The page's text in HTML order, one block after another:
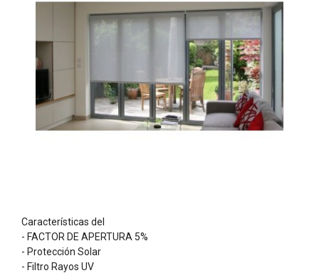
Características del
- FACTOR DE APERTURA 5%
- Protección Solar
- Filtro Rayos UV